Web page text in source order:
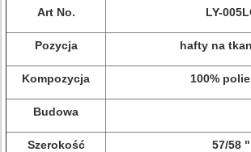
Art No. LY-
Pozycja hafty na
Kompozycja 100%
Budowa
Szerokość 57/58 "